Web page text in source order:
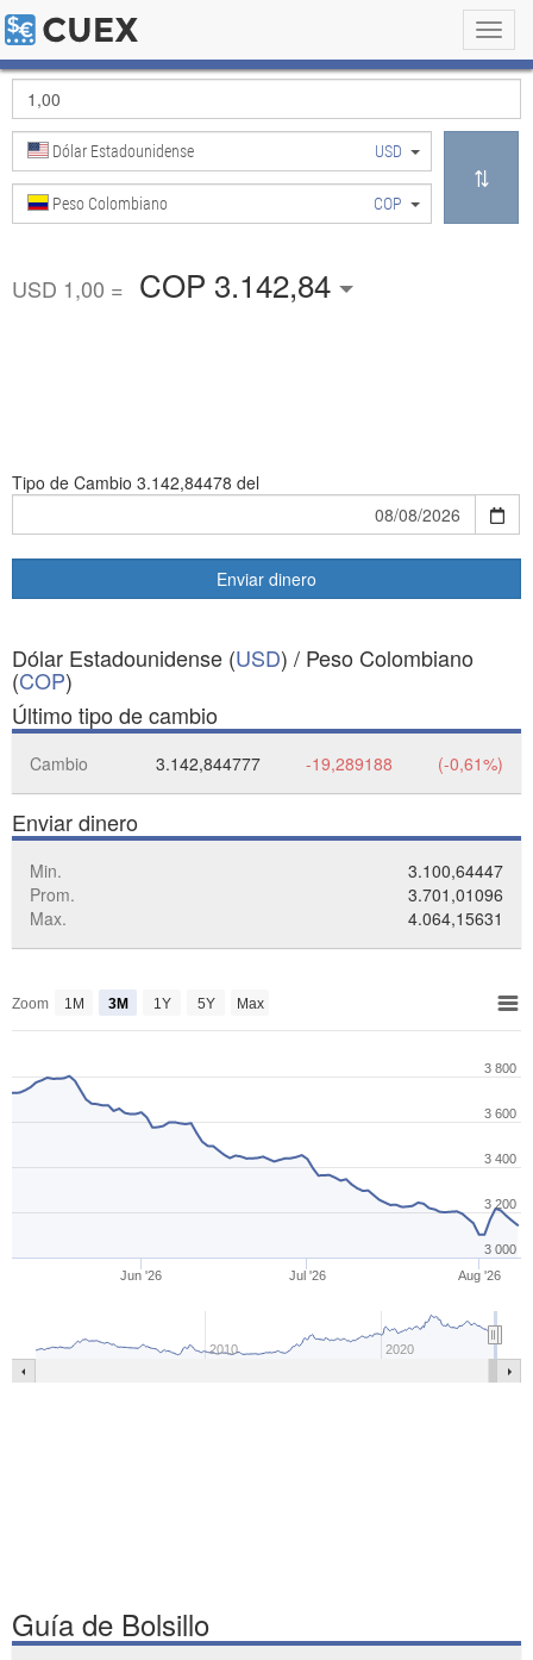
Dólar Estadounidense USD
Peso Colombiano COP
USD 1,00 = COP 3.142,84
Tipo de Cambio 3.142,84478 del
Enviar dinero
Dólar Estadounidense (USD) / Peso Colombiano
(COP)
Último tipo de cambio
Cambio 3.142,844777 -19,289188 (-0,61%)
Enviar dinero
Min.
3.100,64447
Prom.
3.701,01096
Max.
4.064,15631
Jun '26 Jul '26 Aug '26
Zoom 1M 3M 1Y 5Y Max
2010 2020
3 000
3 200
3 400
3 600
3 800
Guía de Bolsillo